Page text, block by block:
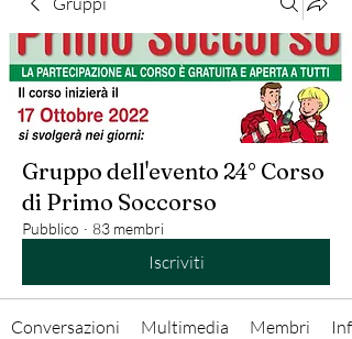
Gruppo dell'evento 24° Corso
di Primo Soccorso
Pubblico · 83 membri
Iscriviti
Conversazioni Multimedia Membri Info